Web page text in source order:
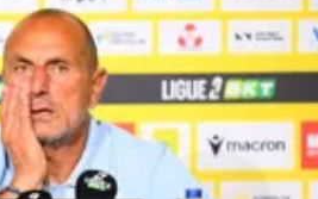
a fait 1 match et ça y est titulaire ?
encore quelques matchs et on
2025 à 15:25 +63
il était déjà censé l'être depuis le